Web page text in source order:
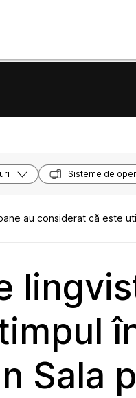
Sisteme de
au considerat că este
Sala